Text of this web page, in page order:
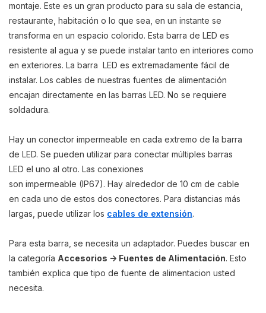
montaje. Este es un gran producto para su sala de estancia,
restaurante, habitación o lo que sea, en un instante se
transforma en un espacio colorido. Esta barra de LED es
resistente al agua y se puede instalar tanto en interiores como
en exteriores. La barra LED es extremadamente fácil de
instalar. Los cables de nuestras fuentes de alimentación
encajan directamente en las barras LED. No se requiere
soldadura.
Hay un conector impermeable en cada extremo de la barra
de LED. Se pueden utilizar para conectar múltiples barras
LED el uno al otro. Las conexiones
son impermeable (IP67). Hay alrededor de 10 cm de cable
en cada uno de estos dos conectores. Para distancias más
largas, puede utilizar los cables de extensión.
Para esta barra, se necesita un adaptador. Puedes buscar en
la categoría Accesorios -> Fuentes de Alimentación. Esto
también explica que tipo de fuente de alimentacion usted
necesita.